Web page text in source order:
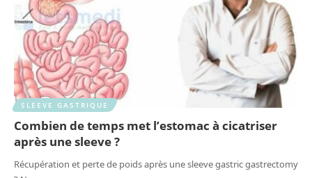
SLEEVE GASTRIQUE
Combien de temps met l’estomac à cicatriser
après une sleeve ?
Récupération et perte de poids après une sleeve gastric gastrectomy